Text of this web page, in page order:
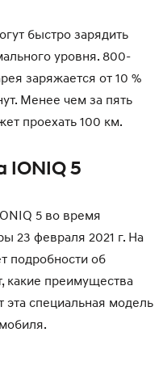
быстро зарядить
уровня. 800-
заряжается от 10 %
Менее чем за пять
проехать 100 км.
5
5 во время
23 февраля 2021 г. На
подробности об
какие преимущества
эта специальная модель